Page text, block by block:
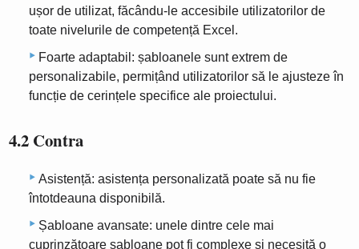
ușor de utilizat, făcându-le accesibile utilizatorilor de
toate nivelurile de competență Excel.
Foarte adaptabil: șabloanele sunt extrem de
personalizabile, permițând utilizatorilor să le ajusteze în
funcție de cerințele specifice ale proiectului.
4.2 Contra
Asistență: asistența personalizată poate să nu fie
întotdeauna disponibilă.
Șabloane avansate: unele dintre cele mai
cuprinzătoare șabloane pot fi complexe și necesită o